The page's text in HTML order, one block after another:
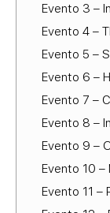
Evento 3 –
Evento 4 –
Evento 5 –
Evento 6 –
Evento 7 –
Evento 8 –
Evento 9 –
Evento 10 –
Evento 11 –